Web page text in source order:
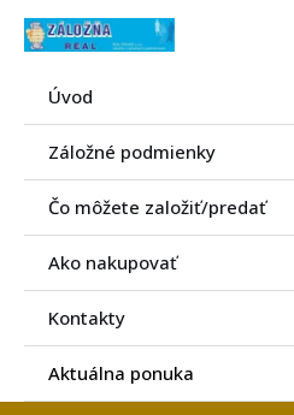
Preskočiť
Úvod
Záložné podmienky
Čo môžete založiť/predať
Ako nakupovať
Kontakty
Aktuálna ponuka